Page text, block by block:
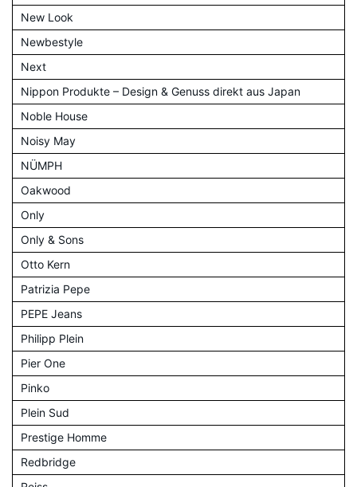
New Look
Newbestyle
Next
Nippon Produkte – Design & Genuss direkt aus Japan
Noble House
Noisy May
NÜMPH
Oakwood
Only
Only & Sons
Otto Kern
Patrizia Pepe
PEPE Jeans
Philipp Plein
Pier One
Pinko
Plein Sud
Prestige Homme
Redbridge